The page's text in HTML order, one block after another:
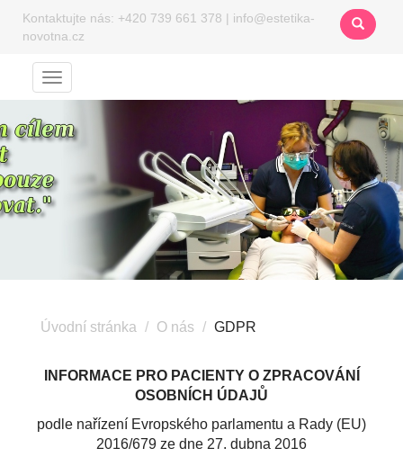
Kontaktujte nás: +420 739 661 378 | info@estetika-
novotna.cz
Menu
Úvodní stránka O nás GDPR
INFORMACE PRO PACIENTY O ZPRACOVÁNÍ
OSOBNÍCH ÚDAJŮ
podle nařízení Evropského parlamentu a Rady (EU)
2016/679 ze dne 27. dubna 2016